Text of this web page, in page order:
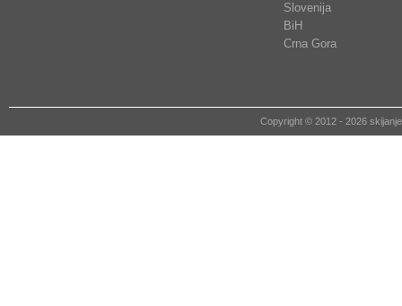
Slovenija
BiH
Crna Gora
Copyright © 2012 - 2026